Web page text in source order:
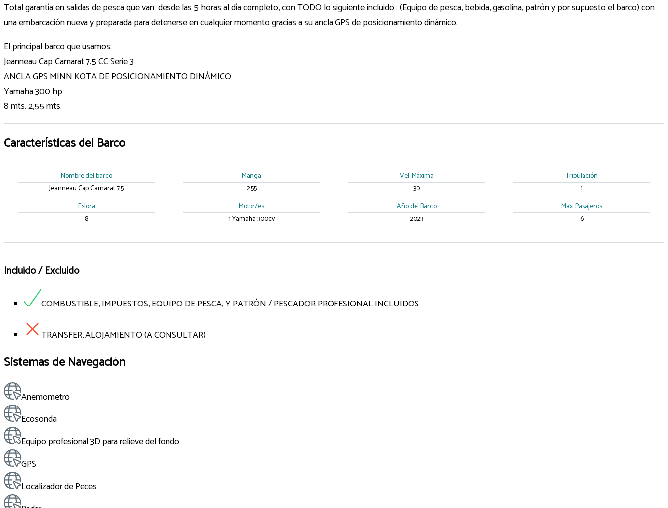
Total garantía en salidas de pesca que van desde las 5 horas al día completo, con TODO lo siguiente incluido : (Equipo de pesca, bebida, gasolina, patrón y por supuesto el barco) con
una embarcación nueva y preparada para detenerse en cualquier momento gracias a su ancla GPS de posicionamiento dinámico.
El principal barco que usamos:
Jeanneau Cap Camarat 7.5 CC Serie 3
ANCLA GPS MINN KOTA DE POSICIONAMIENTO DINÁMICO
Yamaha 300 hp
8 mts. 2,55 mts.
Características del Barco
Nombre del barco
Jeanneau Cap Camarat 7.5
Eslora
8
Manga
2.55
Motor/es
1 Yamaha 300cv
Vel. Máxima
30
Año del Barco
2023
Tripulación
1
Max. Pasajeros
6
Incluido / Excluido
COMBUSTIBLE, IMPUESTOS, EQUIPO DE PESCA, Y PATRÓN / PESCADOR PROFESIONAL INCLUIDOS
TRANSFER, ALOJAMIENTO (A CONSULTAR)
Sistemas de Navegación
Anemometro
Ecosonda
Equipo profesional 3D para relieve del fondo
GPS
Localizador de Peces